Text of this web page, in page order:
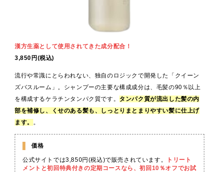
漢方生薬として使用されてきた成分配合！
3,850円(税込)
流行や常識にとらわれない、独自のロジックで開発した「クイーン
ズバスルーム」。シャンプーの主要な構成成分は、毛髪の90％以上
を構成するケラチンタンパク質です。 タンパク質が流出した髪の内
部を補修し、くせのある髪も、しっとりまとまりやすい髪に仕上げ
ます。 。
価格
公式サイトでは3,850円(税込)で販売されています。
トリート
メントと初回特典付きの定期コースなら、初回10％オフでお試